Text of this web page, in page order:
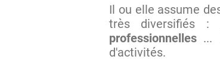
Il ou elle assume
très diversifiés :
professionnelles ...
d'activités.